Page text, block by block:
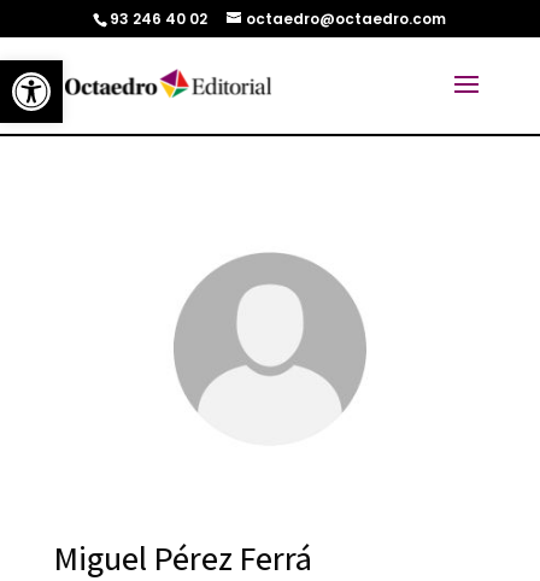
Abrir barra de herramientas
93 246 40 02 octaedro@octaedro.com
Miguel Pérez Ferrá